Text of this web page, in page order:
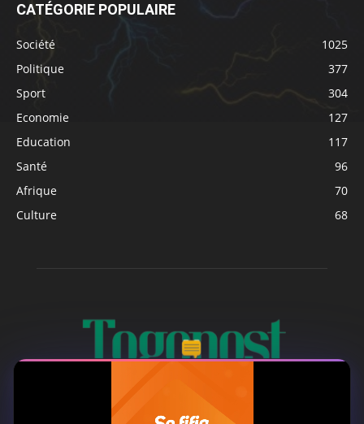
CATÉGORIE POPULAIRE
Société
1025
Politique
377
Sport
304
Economie
127
Education
117
Santé
96
Afrique
70
Culture
68